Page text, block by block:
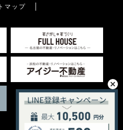
マップ